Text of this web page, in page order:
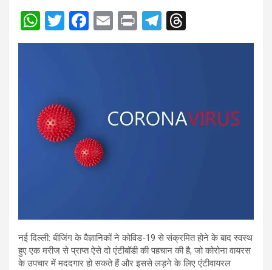
W
h
A
p
p
T
wi
F
a
k
E
m
Pr
in
T
el
m
hr
s
नई दिल्ली: बीजिंग के वैज्ञानिकों ने कोविड-19 से संक्रमित होने के बाद स्वस्थ
हुए एक मरीज से प्राप्त ऐसे दो एंटीबॉडी की पहचान की है, जो कोरोना वायरस
के उपचार में मददगार हो सकते हैं और इससे लड़ने के लिए एंटीवायरल